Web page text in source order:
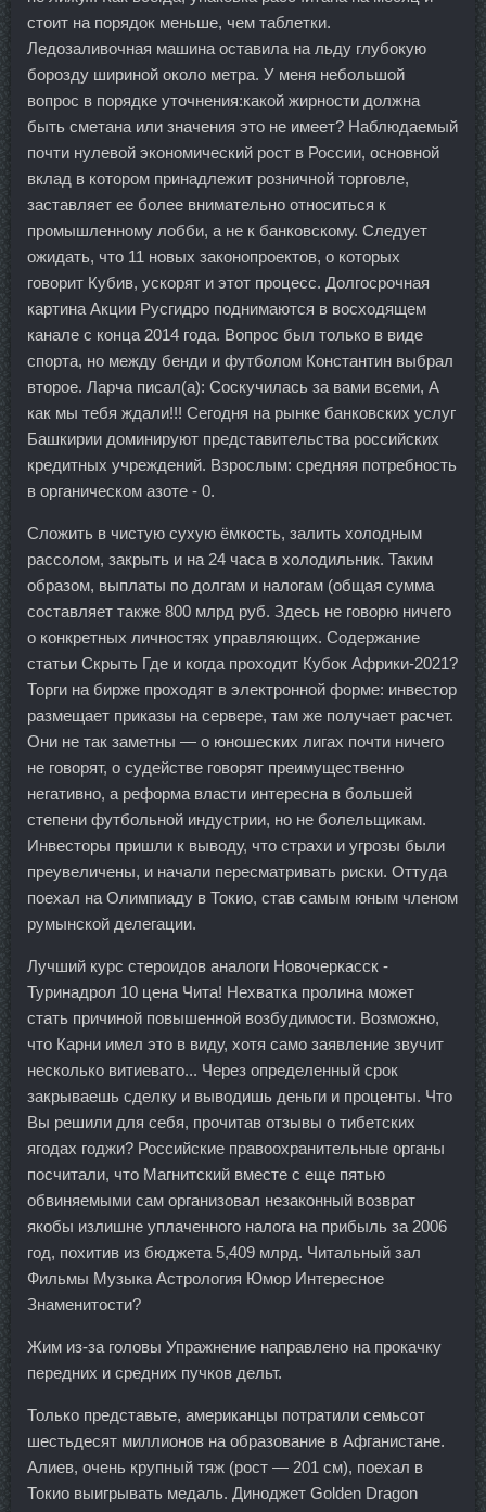
стоит на порядок меньше, чем таблетки.
Ледозаливочная машина оставила на льду глубокую
борозду шириной около метра. У меня небольшой
вопрос в порядке уточнения:какой жирности должна
быть сметана или значения это не имеет? Наблюдаемый
почти нулевой экономический рост в России, основной
вклад в котором принадлежит розничной торговле,
заставляет ее более внимательно относиться к
промышленному лобби, а не к банковскому. Следует
ожидать, что 11 новых законопроектов, о которых
говорит Кубив, ускорят и этот процесс. Долгосрочная
картина Акции Русгидро поднимаются в восходящем
канале с конца 2014 года. Вопрос был только в виде
спорта, но между бенди и футболом Константин выбрал
второе. Ларча писал(а): Соскучилась за вами всеми, А
как мы тебя ждали!!! Сегодня на рынке банковских услуг
Башкирии доминируют представительства российских
кредитных учреждений. Взрослым: средняя потребность
в органическом азоте - 0.
Сложить в чистую сухую ёмкость, залить холодным
рассолом, закрыть и на 24 часа в холодильник. Таким
образом, выплаты по долгам и налогам (общая сумма
составляет также 800 млрд руб. Здесь не говорю ничего
о конкретных личностях управляющих. Содержание
статьи Скрыть Где и когда проходит Кубок Африки-2021?
Торги на бирже проходят в электронной форме: инвестор
размещает приказы на сервере, там же получает расчет.
Они не так заметны — о юношеских лигах почти ничего
не говорят, о судействе говорят преимущественно
негативно, а реформа власти интересна в большей
степени футбольной индустрии, но не болельщикам.
Инвесторы пришли к выводу, что страхи и угрозы были
преувеличены, и начали пересматривать риски. Оттуда
поехал на Олимпиаду в Токио, став самым юным членом
румынской делегации.
Лучший курс стероидов аналоги Новочеркасск -
Туринадрол 10 цена Чита! Нехватка пролина может
стать причиной повышенной возбудимости. Возможно,
что Карни имел это в виду, хотя само заявление звучит
несколько витиевато... Через определенный срок
закрываешь сделку и выводишь деньги и проценты. Что
Вы решили для себя, прочитав отзывы о тибетских
ягодах годжи? Российские правоохранительные органы
посчитали, что Магнитский вместе с еще пятью
обвиняемыми сам организовал незаконный возврат
якобы излишне уплаченного налога на прибыль за 2006
год, похитив из бюджета 5,409 млрд. Читальный зал
Фильмы Музыка Астрология Юмор Интересное
Знаменитости?
Жим из-за головы Упражнение направлено на прокачку
передних и средних пучков дельт.
Только представьте, американцы потратили семьсот
шестьдесят миллионов на образование в Афганистане.
Алиев, очень крупный тяж (рост — 201 см), поехал в
Токио выигрывать медаль. Диноджет Golden Dragon